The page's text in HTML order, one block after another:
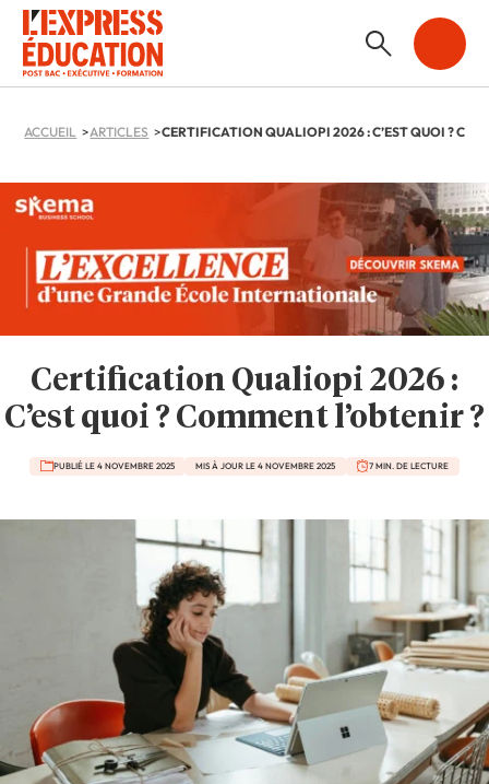
ACCUEIL ARTICLES
Certification Qualiopi 2026 :
C’est quoi ? Comment l’obtenir ?
PUBLIÉ LE 4 NOVEMBRE 2025 MIS À JOUR LE 4 NOVEMBRE 2025 7 MIN. DE LECTURE